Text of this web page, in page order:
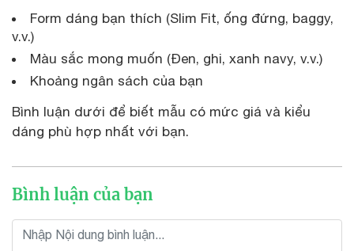
Form dáng bạn thích (Slim Fit, ống đứng, baggy,
v.v.)
Màu sắc mong muốn (Đen, ghi, xanh navy, v.v.)
Khoảng ngân sách của bạn
Bình luận dưới để biết mẫu có mức giá và kiểu
dáng phù hợp nhất với bạn.
Bình luận của bạn